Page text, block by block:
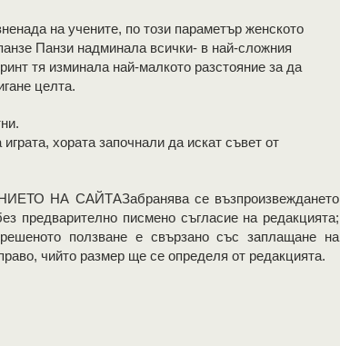
на учените, по този параметър женското
Панзи надминала всички- в най-сложния
тя изминала най-малкото разстояние за да
целта.
хората започнали да искат съвет от
НА САЙТАЗабранява се възпроизвеждането
предварително писмено съгласие на редакцията;
ползване е свързано със заплащане на
чийто размер ще се определя от редакцията.